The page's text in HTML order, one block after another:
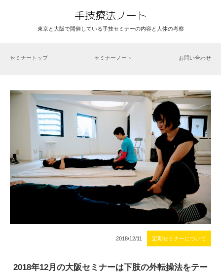
手技療法ノート
東京と大阪で開催している手技セミナーの内容と人体の考察
セミナートップ セミナーノート お問い合わせ
2018/12/11 定期セミナーについて
2018年12月の大阪セミナーは下肢の外転操法をテー